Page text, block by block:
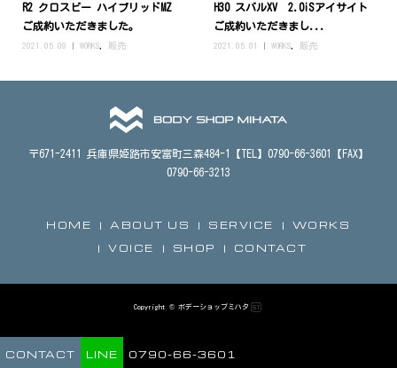
R2 クロスビー ハイブリッドMZ
ご成約いただきました。
2021.05.09 WORKS, 販売
H30 スバルXV 2.0iSアイサイト
ご成約いただきまし...
2021.05.01 WORKS 販売
〒671-2411 兵庫県姫路市安富町三森484-1【TEL】0790-66-3601【FAX】
0790-66-3213
HOME ABOUT US SERVICE WORKS
VOICE SHOP CONTACT
Copyright © ボデーショップミハタ
0790-66-3601
LINE
CONTACT